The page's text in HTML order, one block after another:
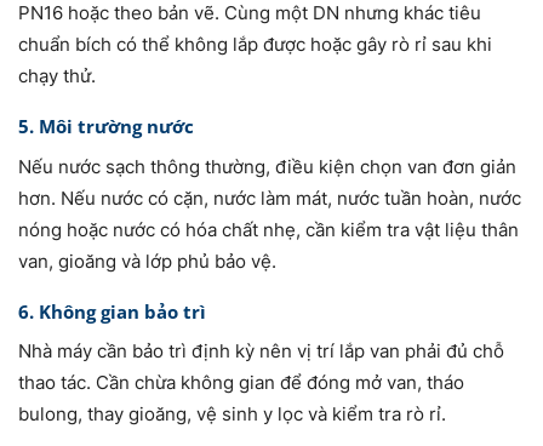
PN16 hoặc theo bản vẽ. Cùng một DN nhưng khác tiêu
chuẩn bích có thể không lắp được hoặc gây rò rỉ sau khi
chạy thử.
5. Môi trường nước
Nếu nước sạch thông thường, điều kiện chọn van đơn giản
hơn. Nếu nước có cặn, nước làm mát, nước tuần hoàn, nước
nóng hoặc nước có hóa chất nhẹ, cần kiểm tra vật liệu thân
van, gioăng và lớp phủ bảo vệ.
6. Không gian bảo trì
Nhà máy cần bảo trì định kỳ nên vị trí lắp van phải đủ chỗ
thao tác. Cần chừa không gian để đóng mở van, tháo
bulong, thay gioăng, vệ sinh y lọc và kiểm tra rò rỉ.